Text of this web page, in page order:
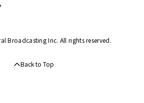
Broadcasting Inc. All rights reserved.
Back to Top